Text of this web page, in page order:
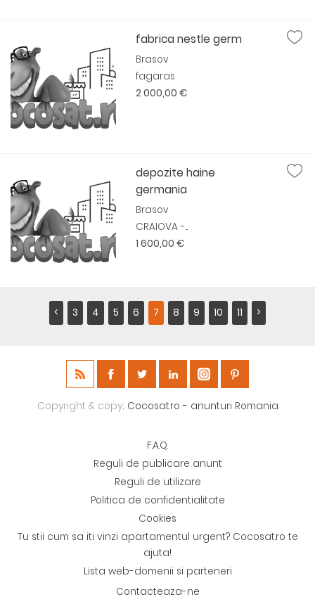
fabrica nestle germ
Brasov
fagaras
2 000,00 €
depozite haine
germania
Brasov
CRAIOVA -...
1 600,00 €
< 3 4 5 6 7 8 9 10 11 >
Copyright & copy; Cocosat.ro - anunturi Romania
F.A.Q.
Reguli de publicare anunt
Reguli de utilizare
Politica de confidentialitate
Cookies
Tu stii cum sa iti vinzi apartamentul urgent? Cocosat.ro te
ajuta!
Lista web-domenii si parteneri
Contacteaza-ne